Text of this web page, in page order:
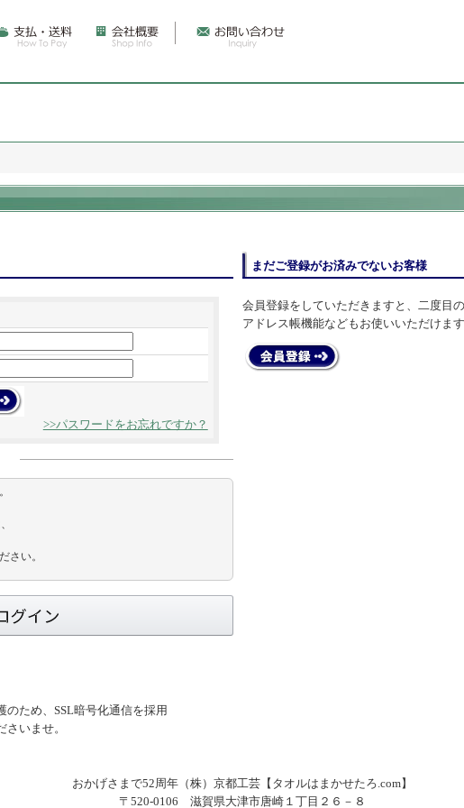
>>パスワードをお忘れですか？
さい。
まだご登録がお済みでないお客様
会員登録をしていただきますと、二度目
アドレス帳機能などもお使いいただけます
ため、SSL暗号化通信を採用
いませ。
おかげさまで52周年（株）京都工芸【タオルはまかせたろ.com】
〒520-0106 滋賀県大津市唐崎１丁目２６－８